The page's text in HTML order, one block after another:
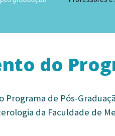
do
Programa de Pós-
da Faculdade de